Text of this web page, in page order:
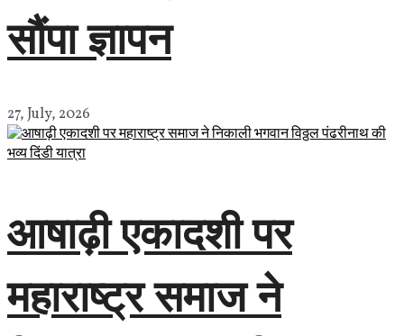
सौंपा ज्ञापन
27, July, 2026
आषाढ़ी एकादशी पर
महाराष्ट्र समाज ने